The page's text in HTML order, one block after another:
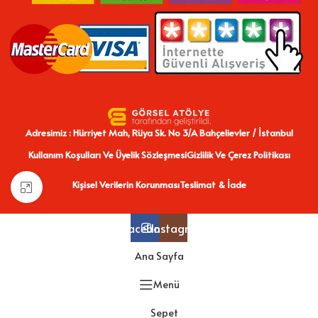
Büyütmek için tıklayın
Adresimiz : Hürriyet Mah, Rüya Sk. No 3/A Bahçelievler / İstanbul
Kullanım Koşulları Ve Üyelik SözleşmesiGizlilik Ve Çerez Politikası
Kişisel Verilerin KorunmasıTeslimat & İade
FacebookInstagram
Ana Sayfa
Menü
Sepet